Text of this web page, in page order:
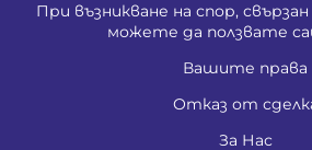
При възникване на спор, свързан
можете да ползвате
Вашите права
Отказ от
За Нас